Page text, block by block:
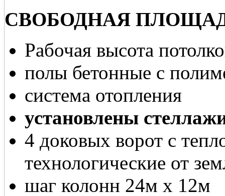
СВОБОДНАЯ
Рабочая высота
полы бетонные с
система отопления
установлены
4 доковых ворот с
технологические от
шаг колонн 24м х 12м